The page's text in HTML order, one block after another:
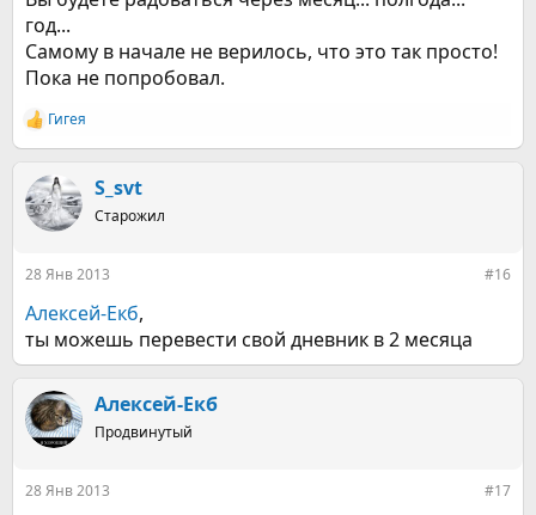
год...
Самому в начале не верилось, что это так просто!
Пока не попробовал.
Р
е
к
ц
и
Гигея
S_svt
Старожил
28 Янв 2013 #16
Алексей-Екб,
ты можешь перевести свой дневник в 2 месяца
Алексей-Екб
Продвинутый
28 Янв 2013 #17